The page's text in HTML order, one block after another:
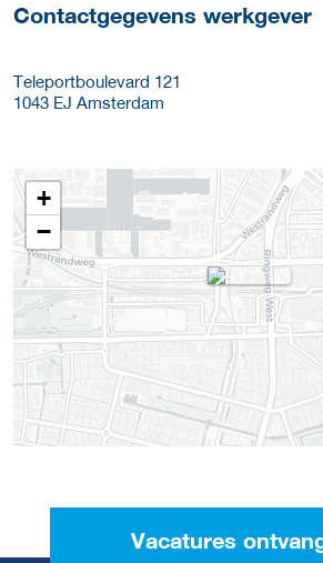
Contactgegevens werkgever
Teleportboulevard 121
1043 EJ Amsterdam
+
−
Vacatures